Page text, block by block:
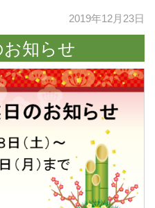
2019年12月23日
知らせ